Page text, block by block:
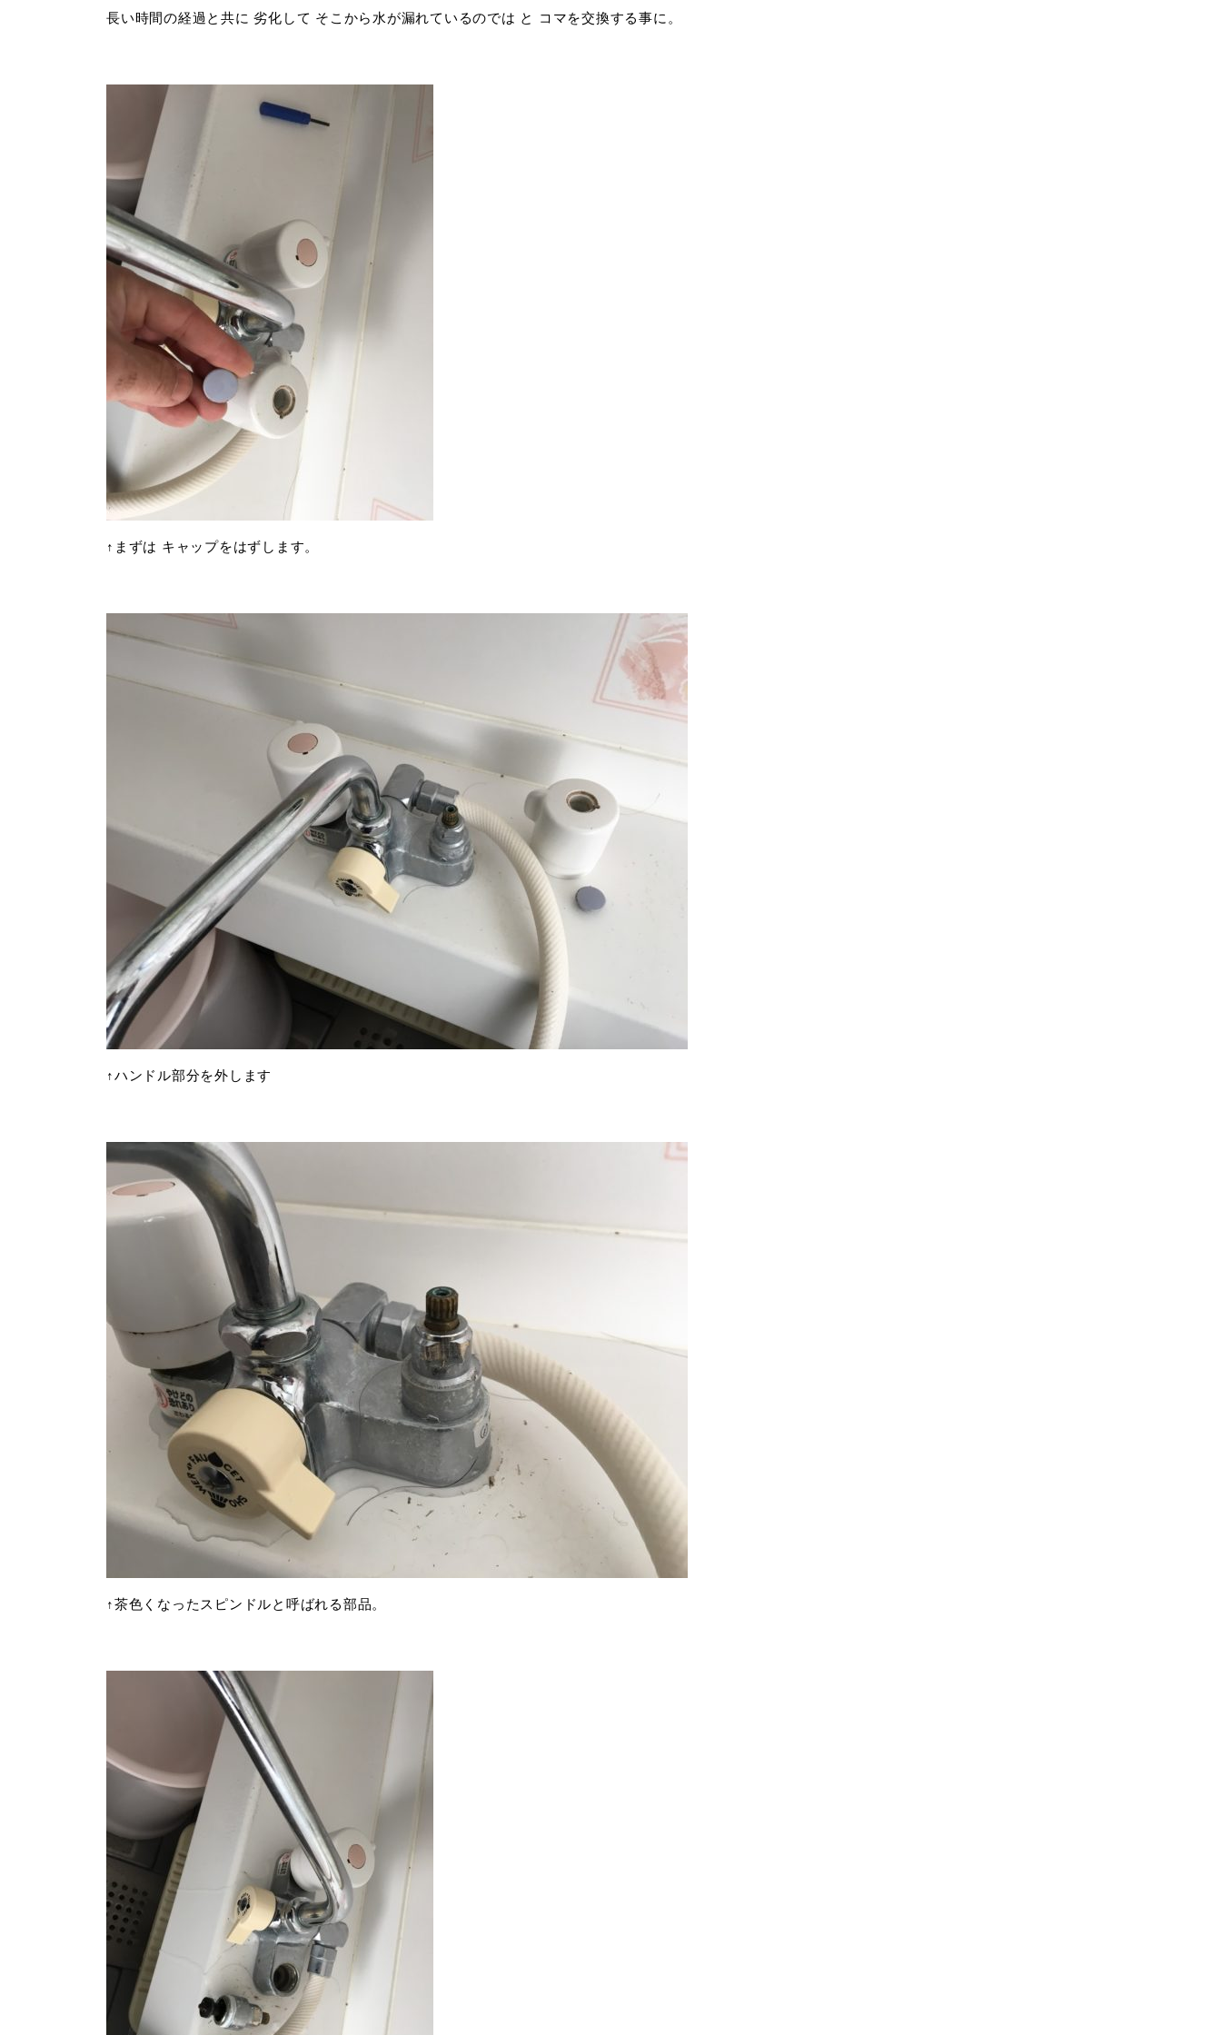
長い時間の経過と共に 劣化して そこから水が漏れているのでは と コマを交換する事に。
↑まずは キャップをはずします。
↑ハンドル部分を外します
↑茶色くなったスピンドルと呼ばれる部品。